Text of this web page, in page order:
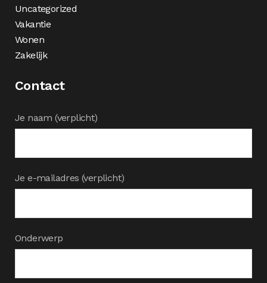
Uncategorized
Vakantie
Wonen
Zakelijk
Contact
Je naam (verplicht)
Je e-mailadres (verplicht)
Onderwerp